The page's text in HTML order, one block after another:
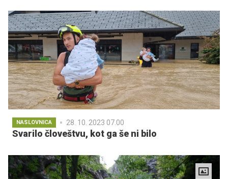
NASLOVNICA 28. 10. 2023 07.00
Svarilo človeštvu, kot ga še ni bilo